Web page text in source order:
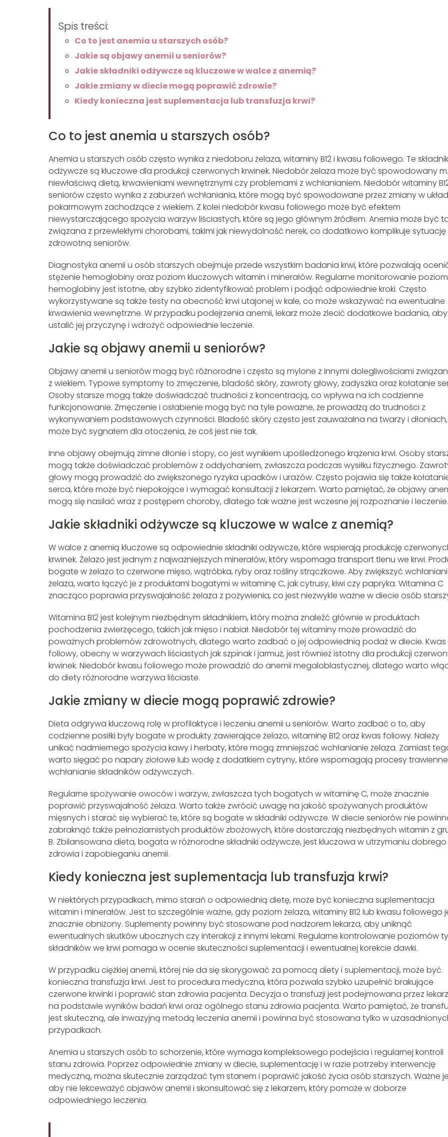
Spis treści:
Co to jest anemia u starszych osób?
Jakie są objawy anemii u seniorów?
Jakie składniki odżywcze są kluczowe w walce z anemią?
Jakie zmiany w diecie mogą poprawić zdrowie?
Kiedy konieczna jest suplementacja lub transfuzja krwi?
Co to jest anemia u starszych osób?
Anemia u starszych osób często wynika z niedoboru żelaza, witaminy B12 i kwasu foliowego. Te
odżywcze są kluczowe dla produkcji czerwonych krwinek. Niedobór żelaza może być spowodowany
niewłaściwą dietą, krwawieniami wewnętrznymi czy problemami z wchłanianiem. Niedobór witaminy
seniorów często wynika z zaburzeń wchłaniania, które mogą być spowodowane przez zmiany w
pokarmowym zachodzące z wiekiem. Z kolei niedobór kwasu foliowego może być efektem
niewystarczającego spożycia warzyw liściastych, które są jego głównym źródłem. Anemia może być
związana z przewlekłymi chorobami, takimi jak niewydolność nerek, co dodatkowo komplikuje sytuację
zdrowotną seniorów.
Diagnostyka anemii u osób starszych obejmuje przede wszystkim badania krwi, które pozwalają
stężenie hemoglobiny oraz poziom kluczowych witamin i minerałów. Regularne monitorowanie
hemoglobiny jest istotne, aby szybko zidentyfikować problem i podjąć odpowiednie kroki. Często
wykorzystywane są także testy na obecność krwi utajonej w kale, co może wskazywać na ewentualne
krwawienia wewnętrzne. W przypadku podejrzenia anemii, lekarz może zlecić dodatkowe badania, aby
ustalić jej przyczynę i wdrożyć odpowiednie leczenie.
Jakie są objawy anemii u seniorów?
Objawy anemii u seniorów mogą być różnorodne i często są mylone z innymi dolegliwościami
z wiekiem. Typowe symptomy to zmęczenie, bladość skóry, zawroty głowy, zadyszka oraz kołatanie
Osoby starsze mogą także doświadczać trudności z koncentracją, co wpływa na ich codzienne
funkcjonowanie. Zmęczenie i osłabienie mogą być na tyle poważne, że prowadzą do trudności z
wykonywaniem podstawowych czynności. Bladość skóry często jest zauważalna na twarzy i
może być sygnałem dla otoczenia, że coś jest nie tak.
Inne objawy obejmują zimne dłonie i stopy, co jest wynikiem upośledzonego krążenia krwi. Osoby
mogą także doświadczać problemów z oddychaniem, zwłaszcza podczas wysiłku fizycznego.
głowy mogą prowadzić do zwiększonego ryzyka upadków i urazów. Często pojawia się także
serca, które może być niepokojące i wymagać konsultacji z lekarzem. Warto pamiętać, że objawy
mogą się nasilać wraz z postępem choroby, dlatego tak ważne jest wczesne jej rozpoznanie i leczenie.
Jakie składniki odżywcze są kluczowe w walce z anemią?
W walce z anemią kluczowe są odpowiednie składniki odżywcze, które wspierają produkcję
krwinek. Żelazo jest jednym z najważniejszych minerałów, który wspomaga transport tlenu we krwi.
bogate w żelazo to czerwone mięso, wątróbka, ryby oraz rośliny strączkowe. Aby zwiększyć
żelaza, warto łączyć je z produktami bogatymi w witaminę C, jak cytrusy, kiwi czy papryka. Witamina C
znacząco poprawia przyswajalność żelaza z pożywienia, co jest niezwykle ważne w diecie osób
Witamina B12 jest kolejnym niezbędnym składnikiem, który można znaleźć głównie w produktach
pochodzenia zwierzęcego, takich jak mięso i nabiał. Niedobór tej witaminy może prowadzić do
poważnych problemów zdrowotnych, dlatego warto zadbać o jej odpowiednią podaż w diecie. Kwas
foliowy, obecny w warzywach liściastych jak szpinak i jarmuż, jest również istotny dla produkcji
krwinek. Niedobór kwasu foliowego może prowadzić do anemii megaloblastycznej, dlatego warto
do diety różnorodne warzywa liściaste.
Jakie zmiany w diecie mogą poprawić zdrowie?
Dieta odgrywa kluczową rolę w profilaktyce i leczeniu anemii u seniorów. Warto zadbać o to, aby
codzienne posiłki były bogate w produkty zawierające żelazo, witaminę B12 oraz kwas foliowy. Należy
unikać nadmiernego spożycia kawy i herbaty, które mogą zmniejszać wchłanianie żelaza. Zamiast
warto sięgać po napary ziołowe lub wodę z dodatkiem cytryny, które wspomagają procesy
wchłanianie składników odżywczych.
Regularne spożywanie owoców i warzyw, zwłaszcza tych bogatych w witaminę C, może znacznie
poprawić przyswajalność żelaza. Warto także zwrócić uwagę na jakość spożywanych produktów
mięsnych i starać się wybierać te, które są bogate w składniki odżywcze. W diecie seniorów nie
zabraknąć także pełnoziarnistych produktów zbożowych, które dostarczają niezbędnych witamin z
B. Zbilansowana dieta, bogata w różnorodne składniki odżywcze, jest kluczowa w utrzymaniu dobrego
zdrowia i zapobieganiu anemii.
Kiedy konieczna jest suplementacja lub transfuzja krwi?
W niektórych przypadkach, mimo starań o odpowiednią dietę, może być konieczna suplementacja
witamin i minerałów. Jest to szczególnie ważne, gdy poziom żelaza, witaminy B12 lub kwasu foliowego
znacznie obniżony. Suplementy powinny być stosowane pod nadzorem lekarza, aby uniknąć
ewentualnych skutków ubocznych czy interakcji z innymi lekami. Regularne kontrolowanie poziomów
składników we krwi pomaga w ocenie skuteczności suplementacji i ewentualnej korekcie dawki.
W przypadku ciężkiej anemii, której nie da się skorygować za pomocą diety i suplementacji, może być
konieczna transfuzja krwi. Jest to procedura medyczna, która pozwala szybko uzupełnić brakujące
czerwone krwinki i poprawić stan zdrowia pacjenta. Decyzja o transfuzji jest podejmowana przez
na podstawie wyników badań krwi oraz ogólnego stanu zdrowia pacjenta. Warto pamiętać, że
jest skuteczną, ale inwazyjną metodą leczenia anemii i powinna być stosowana tylko w
przypadkach.
Anemia u starszych osób to schorzenie, które wymaga kompleksowego podejścia i regularnej kontroli
stanu zdrowia. Poprzez odpowiednie zmiany w diecie, suplementację i w razie potrzeby interwencję
medyczną, można skutecznie zarządzać tym stanem i poprawić jakość życia osób starszych. Ważne
aby nie lekceważyć objawów anemii i skonsultować się z lekarzem, który pomoże w doborze
odpowiedniego leczenia.